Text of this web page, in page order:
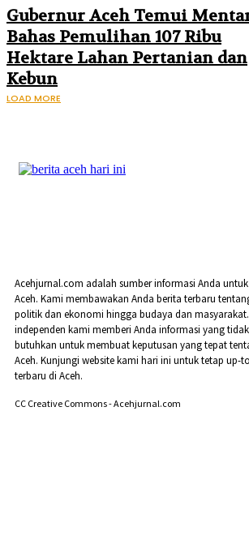
Gubernur Aceh Temui
Bahas Pemulihan 107 Ribu
Hektare Lahan Pertanian dan
Kebun
LOAD MORE
Acehjurnal.com adalah sumber informasi Anda
Aceh. Kami membawakan Anda berita terbaru
politik dan ekonomi hingga budaya dan
independen kami memberi Anda informasi yang
butuhkan untuk membuat keputusan yang tepat
Aceh. Kunjungi website kami hari ini untuk tetap up-
terbaru di Aceh.
CC Creative Commons - Acehjurnal.com